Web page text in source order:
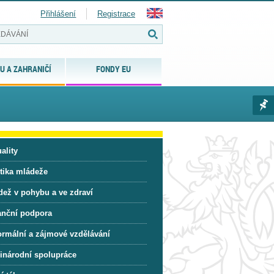
A ZAHRANIČÍ FONDY EU
Přihlášení Registrace
mládeže
v pohybu a ve zdraví
podpora
a zájmové vzdělávání
spolupráce